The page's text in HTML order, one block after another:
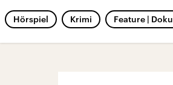
Hörspiel Krimi Feature | Doku